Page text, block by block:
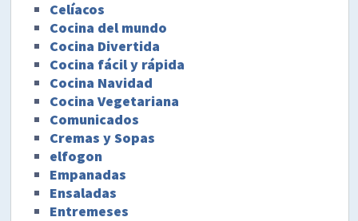
Celíacos
Cocina del mundo
Cocina Divertida
Cocina fácil y rápida
Cocina Navidad
Cocina Vegetariana
Comunicados
Cremas y Sopas
elfogon
Empanadas
Ensaladas
Entremeses